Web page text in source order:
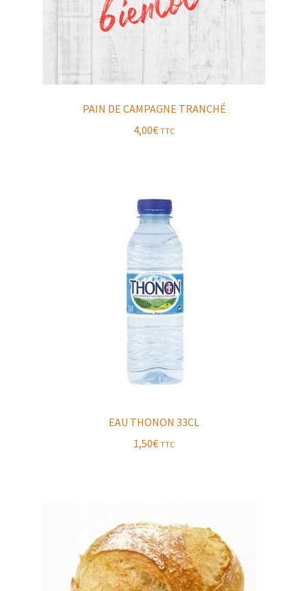
PAIN DE CAMPAGNE TRANCHÉ
4,00€ TTC
EAU THONON 33CL
1,50€ TTC